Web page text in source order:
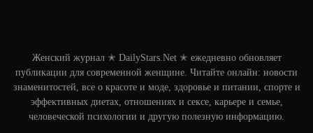
Женский журнал ✭ DailyStars.Net ✭ ежедневно обновляет
публикации для современной женщине. Читайте онлайн: новости
знаменитостей, все о красоте и моде, здоровье и питании, спорте и
эффективных диетах, отношениях и сексе, карьере и семье,
человеческой психологии и другую полезную информацию.